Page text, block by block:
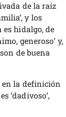
de la raíz
y los
es hidalgo, de
generoso’ y,
de buena
en la definición
‘dadivoso’,